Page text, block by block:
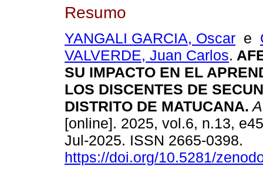
Resumo
YANGALI GARCIA, Oscar e
VALVERDE, Juan Carlos.
SU IMPACTO EN EL
LOS DISCENTES DE
DISTRITO DE MATUCANA.
[online]. 2025, vol.6, n.13,
Jul-2025. ISSN 2665-0398.
https://doi.org/10.5281/